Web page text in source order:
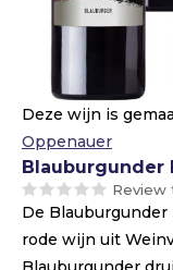
Deze wijn is
Oppenauer
Blauburgunder
Review
De
rode wijn uit